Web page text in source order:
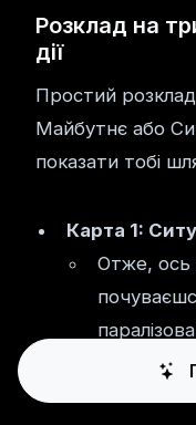
Розклад на
дії
Простий
Майбутнє або
показати тобі
Карта 1:
Отже, ось